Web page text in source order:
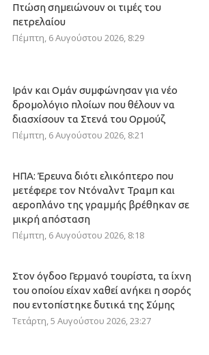
Πτώση σημειώνουν οι τιμές του
πετρελαίου
Πέμπτη, 6 Αυγούστου 2026, 8:29
Ιράν και Ομάν συμφώνησαν για νέο
δρομολόγιο πλοίων που θέλουν να
διασχίσουν τα Στενά του Ορμούζ
Πέμπτη, 6 Αυγούστου 2026, 8:21
ΗΠΑ: Έρευνα διότι ελικόπτερο που
μετέφερε τον Ντόναλντ Τραμπ και
αεροπλάνο της γραμμής βρέθηκαν σε
μικρή απόσταση
Πέμπτη, 6 Αυγούστου 2026, 8:18
Στον όγδοο Γερμανό τουρίστα, τα ίχνη
του οποίου είχαν χαθεί ανήκει η σορός
που εντοπίστηκε δυτικά της Σύμης
Τετάρτη, 5 Αυγούστου 2026, 23:27